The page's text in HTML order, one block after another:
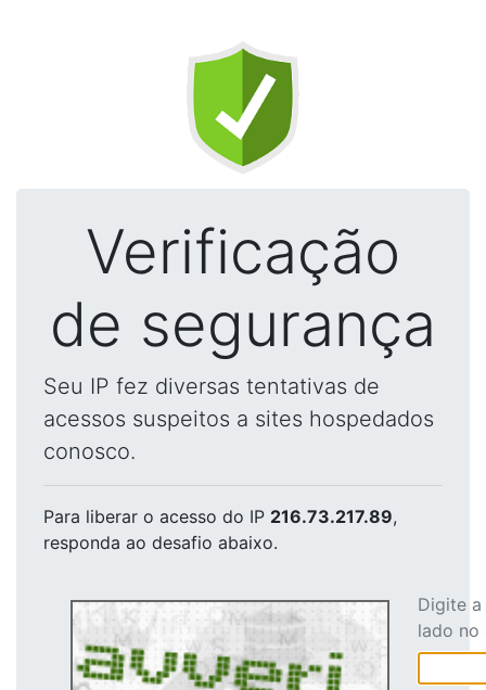
Verificação
de segurança
Seu IP fez diversas tentativas de
acessos suspeitos a sites hospedados
conosco.
Para liberar o acesso do IP 216.73.217.89,
responda ao desafio abaixo.
Digite
lado no